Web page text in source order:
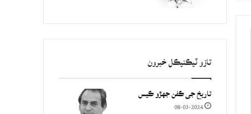
تازو ٽيڪنيڪل خبرون
تاريخ جي ڪفن جھڙو ڪيس
08-03-2024